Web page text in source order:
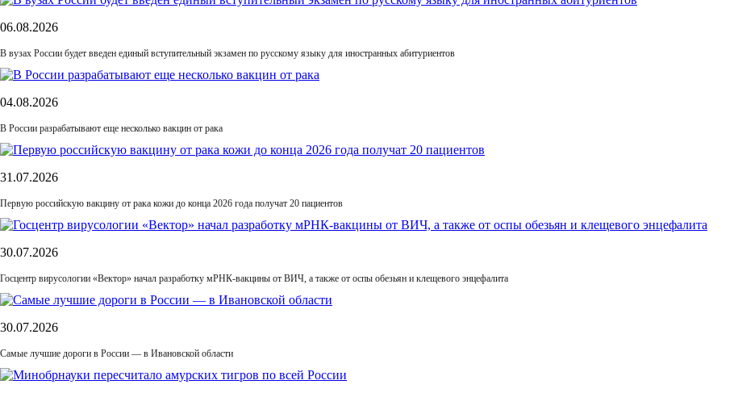
06.08.2026
В вузах России будет введен единый вступительный экзамен по русскому языку для иностранных абитуриентов
04.08.2026
В России разрабатывают еще несколько вакцин от рака
31.07.2026
Первую российскую вакцину от рака кожи до конца 2026 года получат 20 пациентов
30.07.2026
Госцентр вирусологии «Вектор» начал разработку мРНК-вакцины от ВИЧ, а также от оспы обезьян и клещевого энцефалита
30.07.2026
Самые лучшие дороги в России — в Ивановской области